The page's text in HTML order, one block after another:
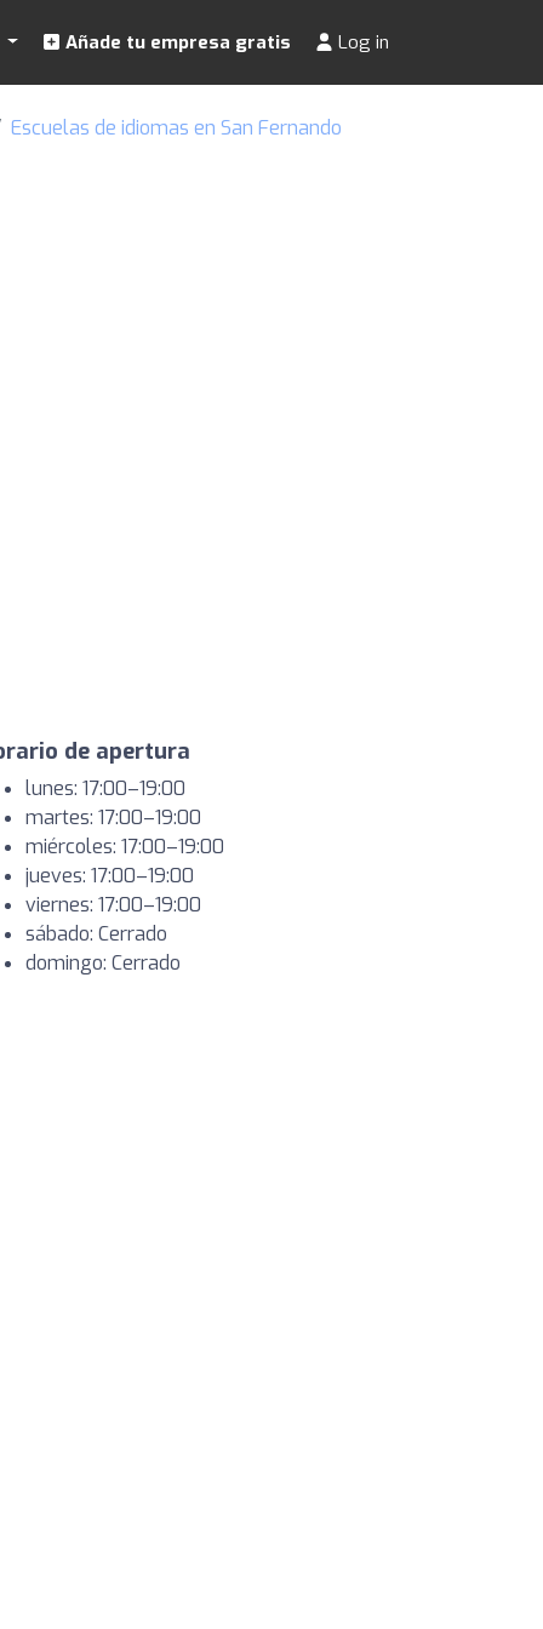
Añade tu empresa gratis Log in
Escuelas de idiomas en San Fernando
de apertura
lunes: 17:00–19:00
martes: 17:00–19:00
miércoles: 17:00–19:00
jueves: 17:00–19:00
viernes: 17:00–19:00
sábado: Cerrado
domingo: Cerrado